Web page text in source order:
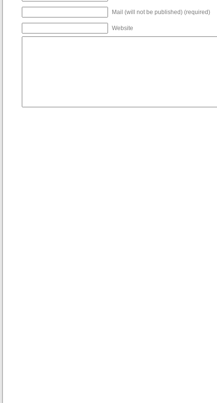
Mail (will not be published) (required)
Website